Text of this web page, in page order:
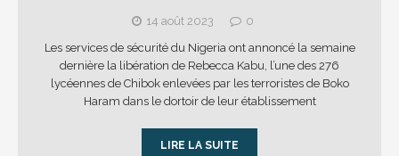
14 août 2023
0
Les services de sécurité du Nigeria ont annoncé la semaine
dernière la libération de Rebecca Kabu, l’une des 276
lycéennes de Chibok enlevées par les terroristes de Boko
Haram dans le dortoir de leur établissement
LIRE LA SUITE